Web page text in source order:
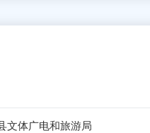
文体广电和旅游局